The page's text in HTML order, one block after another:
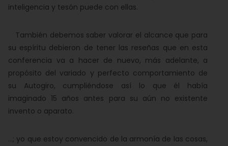
inteligencia y tesón puede con ellas.
También debemos saber valorar el alcance que para
su espíritu debieron de tener las reseñas que en esta
conferencia va a hacer de nuevo, más adelante, a
propósito del variado y perfecto comportamiento de
su Autogiro, cumpliéndose así lo que él había
imaginado 15 años antes para su aún no existente
invento o aparato.
...; yo que estoy convencido de la armonía de las cosas,